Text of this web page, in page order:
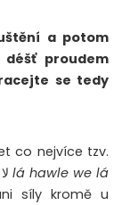
a potom
proudem
se tedy
co nejvíce tzv.
حوقلة hawkalu, tj. slova لا حول و لا قوة ألا باللهlá hawle we lá
síly kromě u